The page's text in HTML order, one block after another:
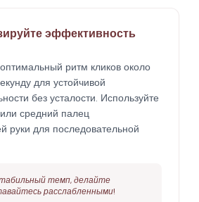
эффективность
ритм кликов около
для устойчивой
без усталости. Используйте
средний палец
руки для последовательной
темп, делайте
расслабленными!